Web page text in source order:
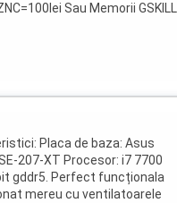
Sau Memorii GSKILL
...
Placa de baza: Asus
207-XT Procesor: i7 7700
gddr5. Perfect funcționala
mereu cu ventilatoarele